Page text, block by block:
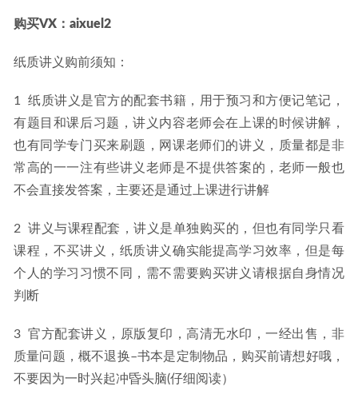
购买VX： aixuel2
纸质讲义购前须知：
1  纸质讲义是官方的配套书籍，用于预习和方便记笔记，
有题目和课后习题，讲义内容老师会在上课的时候讲解，
也有同学专门买来刷题，网课老师们的讲义，质量都是非
常高的一一注有些讲义老师是不提供答案的，老师一般也
不会直接发答案，主要还是通过上课进行讲解
2  讲义与课程配套，讲义是单独购买的，但也有同学只看
课程，不买讲义，纸质讲义确实能提高学习效率，但是每
个人的学习习惯不同，需不需要购买讲义请根据自身情况
判断
3  官方配套讲义，原版复印，高清无水印，一经出售，非
质量问题，概不退换–书本是定制物品，购买前请想好哦，
不要因为一时兴起冲昏头脑(仔细阅读）